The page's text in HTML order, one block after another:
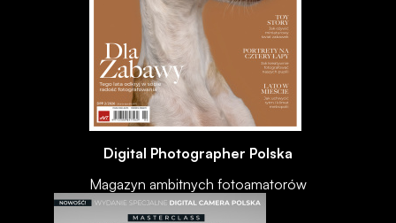
Digital Photographer Polska
Magazyn ambitnych fotoamatorów